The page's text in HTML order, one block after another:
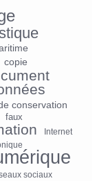
copie
conservation
faux
Internet
sociaux